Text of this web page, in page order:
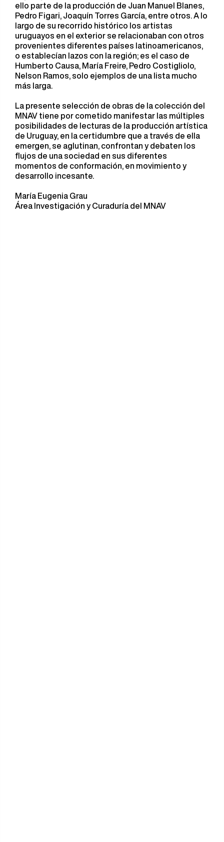
ello parte de la producción de Juan Manuel Blanes,
Pedro Figari, Joaquín Torres García, entre otros. A lo
largo de su recorrido histórico los artistas
uruguayos en el exterior se relacionaban con otros
provenientes diferentes países latinoamericanos,
o establecían lazos con la región; es el caso de
Humberto Causa, María Freire, Pedro Costigliolo,
Nelson Ramos, solo ejemplos de una lista mucho
más larga.
La presente selección de obras de la colección del
MNAV tiene por cometido manifestar las múltiples
posibilidades de lecturas de la producción artística
de Uruguay, en la certidumbre que a través de ella
emergen, se aglutinan, confrontan y debaten los
flujos de una sociedad en sus diferentes
momentos de conformación, en movimiento y
desarrollo incesante.
María Eugenia Grau
Área Investigación y Curaduría del MNAV